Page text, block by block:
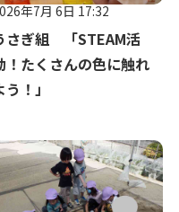
年7月 6日 17:32
さぎ組 「STEAM活
！たくさんの色に触れ
う！」